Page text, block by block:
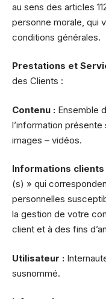
au sens des articles
personne morale, qui
conditions générales.
Prestations et
des Clients :
Contenu : Ensemble
l’information
images – vidéos.
Informations clients
(s) » qui
personnelles
la gestion de votre
client et à des fins
Utilisateur :
susnommé.